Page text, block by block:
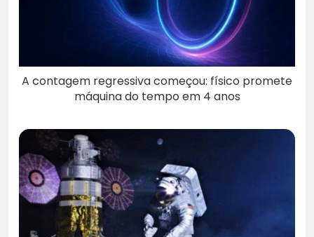
A contagem regressiva começou: físico promete
máquina do tempo em 4 anos